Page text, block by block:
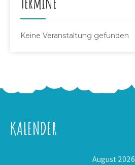
Keine Veranstaltung gefunden
KALENDER
August 2026